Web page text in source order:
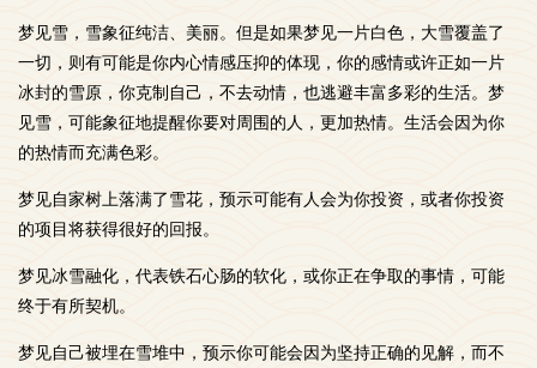
梦见雪，雪象征纯洁、美丽。但是如果梦见一片白色，大雪覆盖了
一切，则有可能是你内心情感压抑的体现，你的感情或许正如一片
冰封的雪原，你克制自己，不去动情，也逃避丰富多彩的生活。梦
见雪，可能象征地提醒你要对周围的人，更加热情。生活会因为你
的热情而充满色彩。
梦见自家树上落满了雪花，预示可能有人会为你投资，或者你投资
的项目将获得很好的回报。
梦见冰雪融化，代表铁石心肠的软化，或你正在争取的事情，可能
终于有所契机。
梦见自己被埋在雪堆中，预示你可能会因为坚持正确的见解，而不